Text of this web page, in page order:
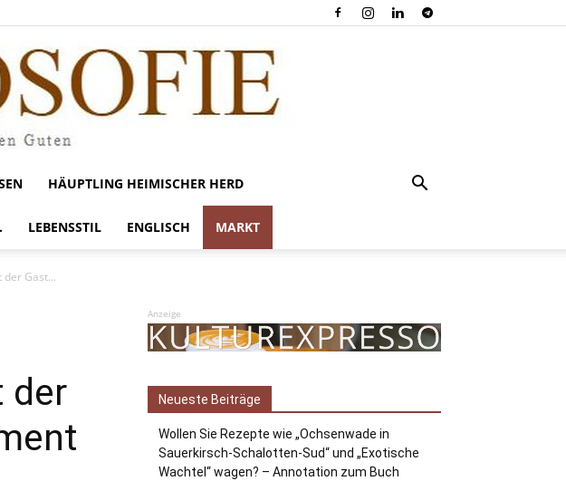
HÄUPTLING HEIMISCHER HERD
LEBENSSTIL ENGLISCH MARKT
der Gast...
der
Anzeige
Neueste Beiträge
Wollen Sie Rezepte wie „Ochsenwade in
Sauerkirsch-Schalotten-Sud“ und „Exotische
Wachtel“ wagen? – Annotation zum Buch